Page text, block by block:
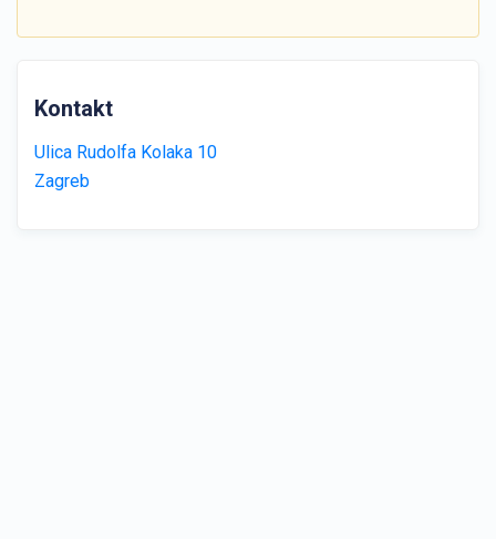
Kontakt
Ulica Rudolfa Kolaka 10
Zagreb